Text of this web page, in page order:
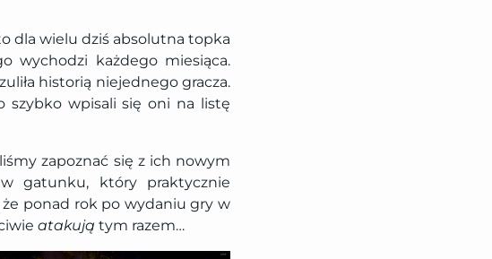
dla wielu dziś absolutna topka
wychodzi każdego miesiąca.
historią niejednego gracza.
szybko wpisali się oni na listę
zapoznać się z ich nowym
gatunku, który praktycznie
ponad rok po wydaniu gry w
atakują tym razem…